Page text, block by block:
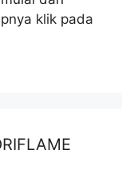
klik pada